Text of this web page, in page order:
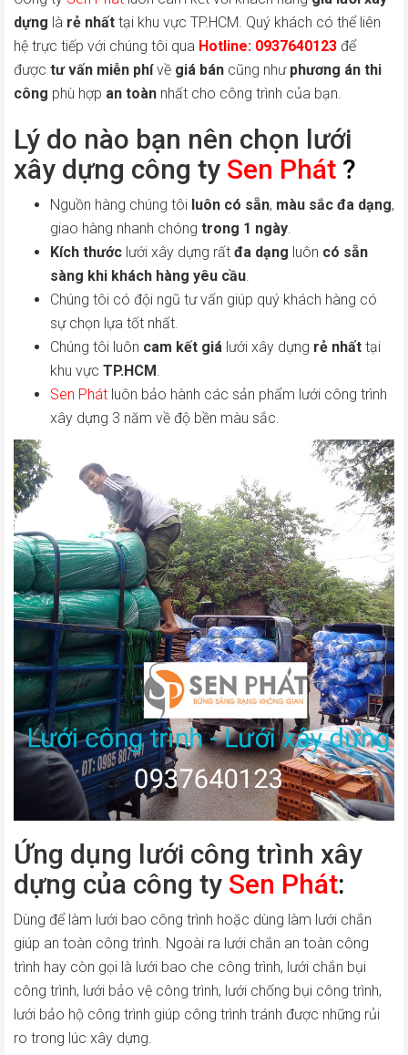
dựng là rẻ nhất tại khu vực TP.HCM. Quý khách có thể liên
hệ trực tiếp với chúng tôi qua Hotline: 0937640123 để
được tư vấn miễn phívề giá bán cũng như phương án thi
công phù hợp an toàn nhất cho công trình của bạn.
Lý do nào bạn nên chọn lưới
xây dựng công ty Sen Phát ?
Nguồn hàng chúng tôi luôn có sẵn, màu sắc đa dạng,
giao hàng nhanh chóng trong 1 ngày
Kích thước lưới xây dựng rất đa dạng luôn có sẵn
sàng khi khách hàng yêu cầu
Chúng tôi có đội ngũ tư vấn giúp quý khách hàng có
sự chọn lựa tốt nhất.
Chúng tôi luôn cam kết giá lưới xây dựng rẻ nhất tại
khu vực TP.HCM
Sen Phát luôn bảo hành các sản phẩm lưới công trình
xây dựng 3 năm về độ bền màu sắc.
Ứng dụng lưới công trình xây
dựng của công ty Sen Phát:
Dùng để làm lưới bao công trình hoặc dùng làm lưới chắn
giúp an toàn công trình. Ngoài ra lưới chắn an toàn công
trình hay còn gọi là lưới bao che công trình, lưới chắn bụi
công trình, lưới bảo vệ công trình, lưới chống bụi công trình,
lưới bảo hộ công trình giúp công trình tránh được những rủi
ro trong lúc xây dựng.